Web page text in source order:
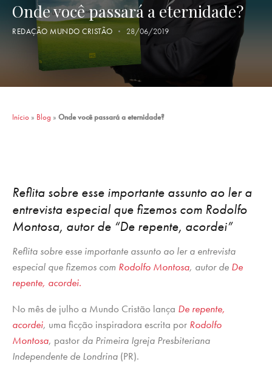
Onde você passará a eternidade?
REDAÇÃO MUNDO CRISTÃO 28/06/2019
Início » Blog » Onde você passará a eternidade?
Reflita sobre esse importante assunto ao ler a
entrevista especial que fizemos com Rodolfo
Montosa, autor de “De repente, acordei”
Reflita sobre esse importante assunto ao ler a entrevista
especial que fizemos com Rodolfo Montosa, autor de De
repente, acordei.
No mês de julho a Mundo Cristão lança De repente,
acordei, uma ficção inspiradora escrita por Rodolfo
Montosa, pastor da Primeira Igreja Presbiteriana
Independente de Londrina (PR).